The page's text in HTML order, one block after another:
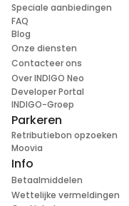
Speciale aanbiedingen
FAQ
Blog
Onze diensten
Contacteer ons
Over INDIGO Neo
Developer Portal
INDIGO-Groep
Parkeren
Retributiebon opzoeken
Moovia
Info
Betaalmiddelen
Wettelijke vermeldingen